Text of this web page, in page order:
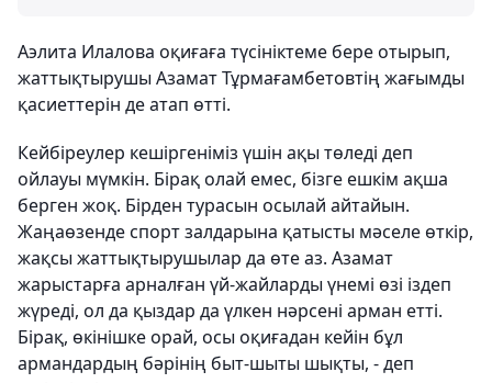
Аэлита Илалова оқиғаға түсініктеме бере отырып,
жаттықтырушы Азамат Тұрмағамбетовтің жағымды
қасиеттерін де атап өтті.
Кейбіреулер кешіргеніміз үшін ақы төледі деп
ойлауы мүмкін. Бірақ олай емес, бізге ешкім ақша
берген жоқ. Бірден турасын осылай айтайын.
Жаңаөзенде спорт залдарына қатысты мәселе өткір,
жақсы жаттықтырушылар да өте аз. Азамат
жарыстарға арналған үй-жайларды үнемі өзі іздеп
жүреді, ол да қыздар да үлкен нәрсені арман етті.
Бірақ, өкінішке орай, осы оқиғадан кейін бұл
армандардың бәрінің быт-шыты шықты, - деп